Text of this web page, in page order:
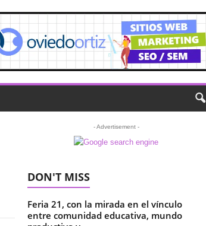
- Advertisement -
DON'T MISS
Feria 21, con la mirada en el vínculo
entre comunidad educativa, mundo